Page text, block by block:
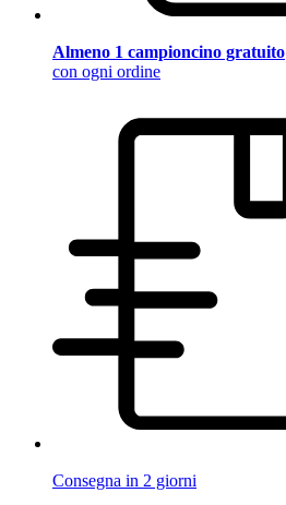
Almeno 1 campioncino gratuito
con ogni ordine
Consegna in 2 giorni